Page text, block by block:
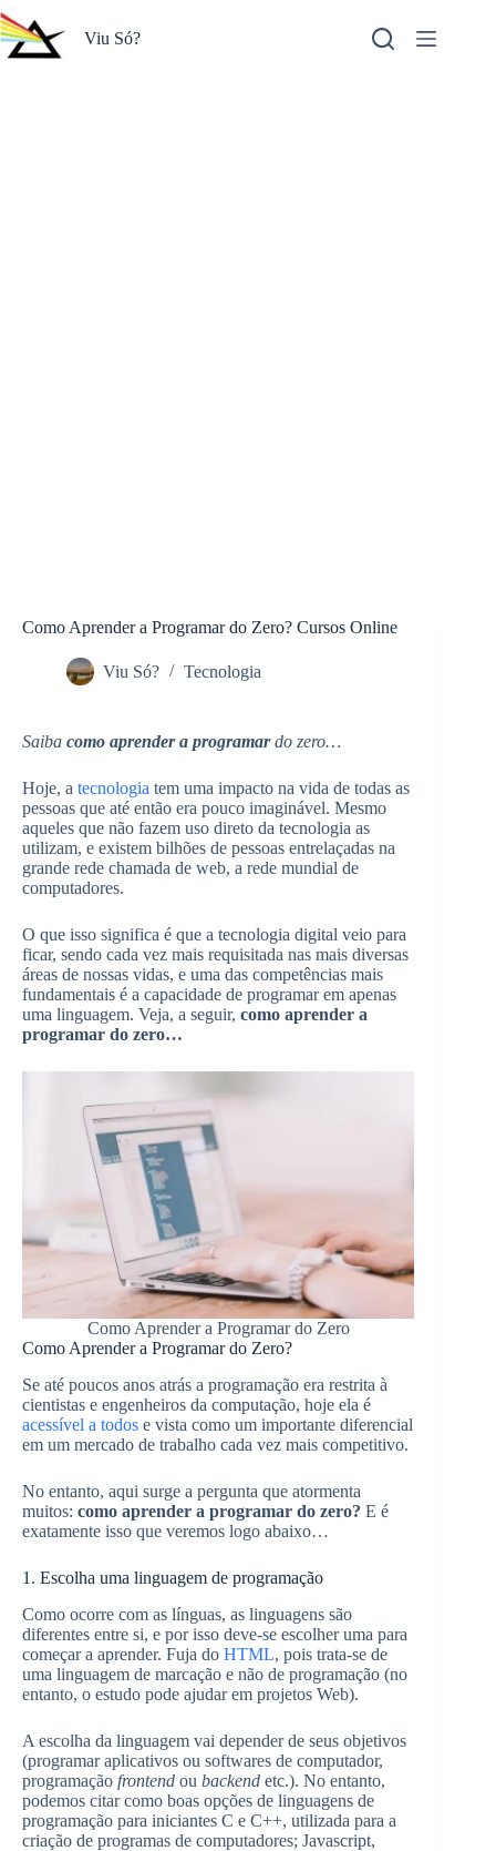
Pular
para
o
Viu Só?
Como Aprender a Programar do Zero? Cursos Online
Viu Só? Tecnologia
Saiba como aprender a programardo zero…
Hoje, a tecnologia tem uma impacto na vida de todas as
pessoas que até então era pouco imaginável. Mesmo
aqueles que não fazem uso direto da tecnologia as
utilizam, e existem bilhões de pessoas entrelaçadas na
grande rede chamada de web, a rede mundial de
computadores.
O que isso significa é que a tecnologia digital veio para
ficar, sendo cada vez mais requisitada nas mais diversas
áreas de nossas vidas, e uma das competências mais
fundamentais é a capacidade de programar em apenas
uma linguagem. Veja, a seguir, como aprender a
programar do zero…
Como Aprender a Programar do Zero
Como Aprender a Programar do Zero?
Se até poucos anos atrás a programação era restrita à
cientistas e engenheiros da computação, hoje ela é
acessível a todos e vista como um importante diferencial
em um mercado de trabalho cada vez mais competitivo.
No entanto, aqui surge a pergunta que atormenta
muitos: como aprender a programar do zero? E é
exatamente isso que veremos logo abaixo…
1. Escolha uma linguagem de programação
Como ocorre com as línguas, as linguagens são
diferentes entre si, e por isso deve-se escolher uma para
começar a aprender. Fuja do HTML, pois trata-se de
uma linguagem de marcação e não de programação (no
entanto, o estudo pode ajudar em projetos Web).
A escolha da linguagem vai depender de seus objetivos
(programar aplicativos ou softwares de computador,
programação frontend ou backend etc.). No entanto,
podemos citar como boas opções de linguagens de
programação para iniciantes C e C++, utilizada para a
criação de programas de computadores; Javascript,